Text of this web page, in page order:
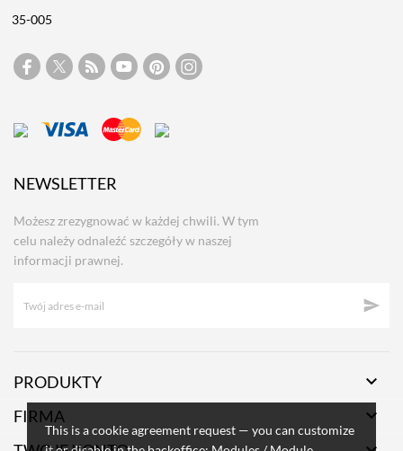
This is a cookie agreement request — you can customize
35-005
NEWSLETTER
Możesz zrezygnować w każdej chwili. W tym
celu należy odnaleźć szczegóły w naszej
informacji prawnej.

PRODUKTY 
FIRMA 